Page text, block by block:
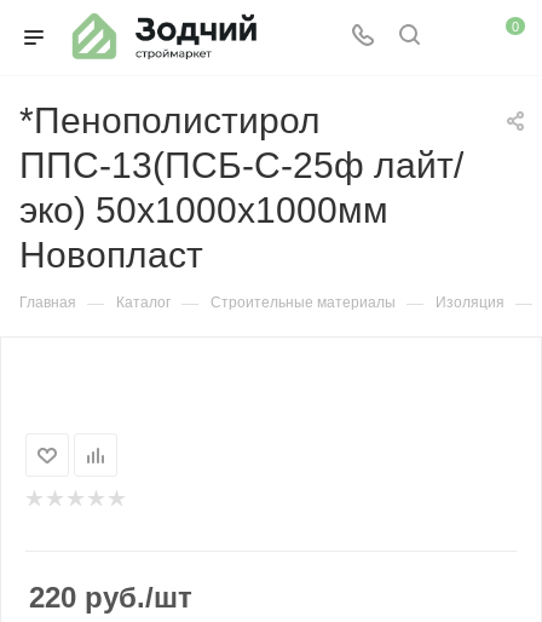
0
*Пенополистирол
ППС-13(ПСБ-С-25ф лайт/
эко) 50х1000х1000мм
Новопласт
Главная — Каталог — Строительные материалы — Изоляция —
220 руб./шт